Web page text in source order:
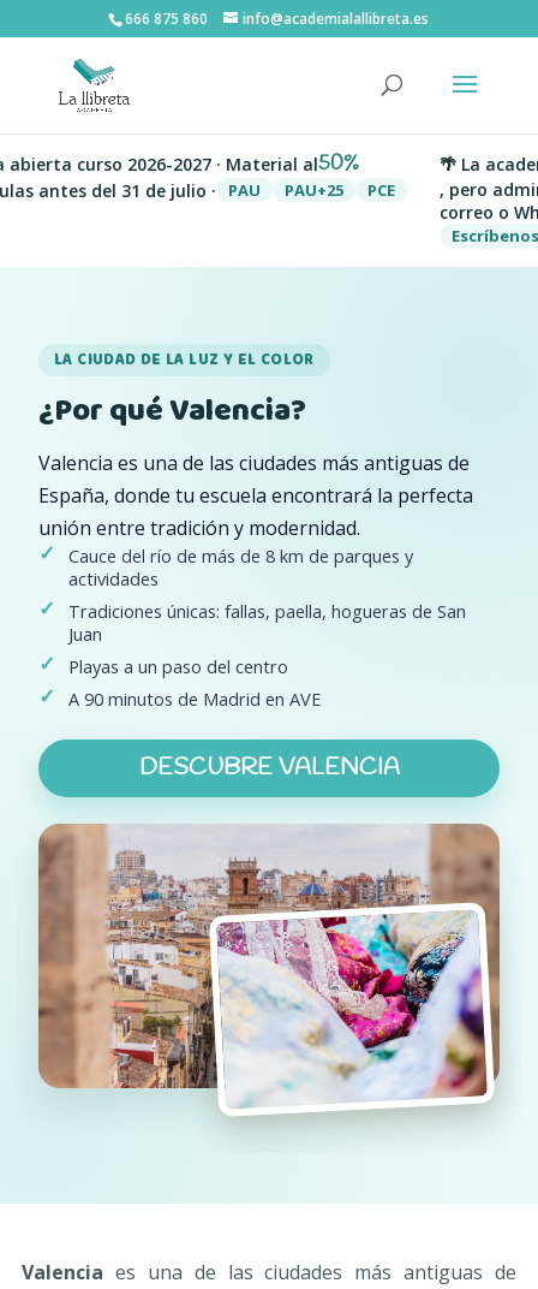
666 875 860 info@academialallibreta.es
curso 2026-2027 · Material al50%
antes del 31 de julio · PAU PAU+25 PCE
🌴 La
, pero
correo o
Escríbenos
LA CIUDAD DE LA LUZ Y EL COLOR
¿Por qué Valencia?
Valencia es una de las ciudades más antiguas de
España, donde tu escuela encontrará la perfecta
unión entre tradición y modernidad.
Cauce del río de más de 8 km de parques y
actividades
Tradiciones únicas: fallas, paella, hogueras de San
Juan
Playas a un paso del centro
A 90 minutos de Madrid en AVE
DESCUBRE VALENCIA
Valencia es una de las ciudades más antiguas de